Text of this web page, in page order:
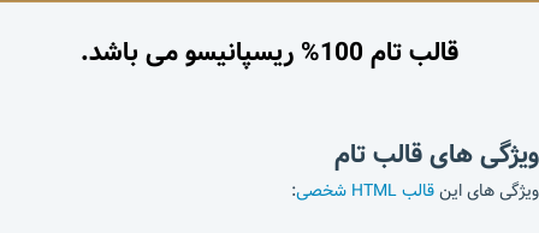
قالب تام 100% ریسپانیسو می باشد.
ویژگی های قالب تام
ویژگی های اینقالب HTML شخصی :